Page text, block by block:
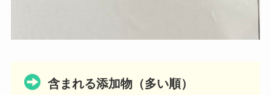
含まれる添加物（多い順）